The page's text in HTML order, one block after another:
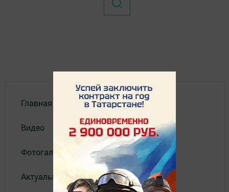
Главная
Видео
Фотогалереи
Актуальное видео